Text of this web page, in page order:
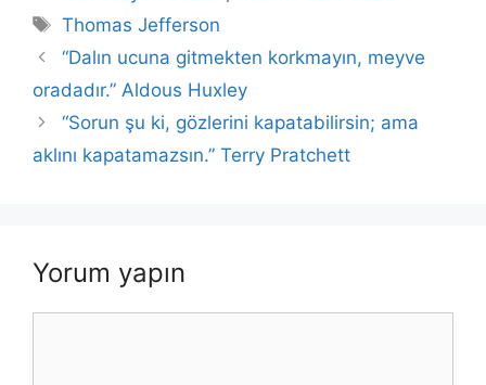
e
b
o
o
k
er s
A
p
p
e
dI
n
Li
k
Etiketler
Thomas Jefferson
“Dalın ucuna gitmekten korkmayın, meyve
oradadır.” Aldous Huxley
“Sorun şu ki, gözlerini kapatabilirsin; ama
aklını kapatamazsın.” Terry Pratchett
Yorum yapın